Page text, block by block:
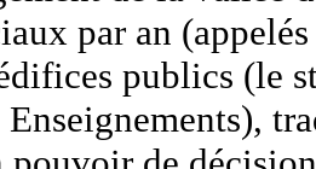
par an
publics (le